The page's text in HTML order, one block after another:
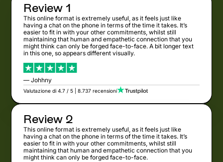
Review 1
This online format is extremely useful, as it feels just like
having a chat on the phone in terms of the time it takes. It’s
easier to fit in with your other commitments, whilst still
maintaining that human and empathetic connection that you
might think can only be forged face-to-face. A bit longer text
in this one, so appears different visually.
— Johhny
Valutazione di 4.7 / 5 | 8.737 recensioni
Review 2
This online format is extremely useful, as it feels just like
having a chat on the phone in terms of the time it takes. It’s
easier to fit in with your other commitments, whilst still
maintaining that human and empathetic connection that you
might think can only be forged face-to-face.